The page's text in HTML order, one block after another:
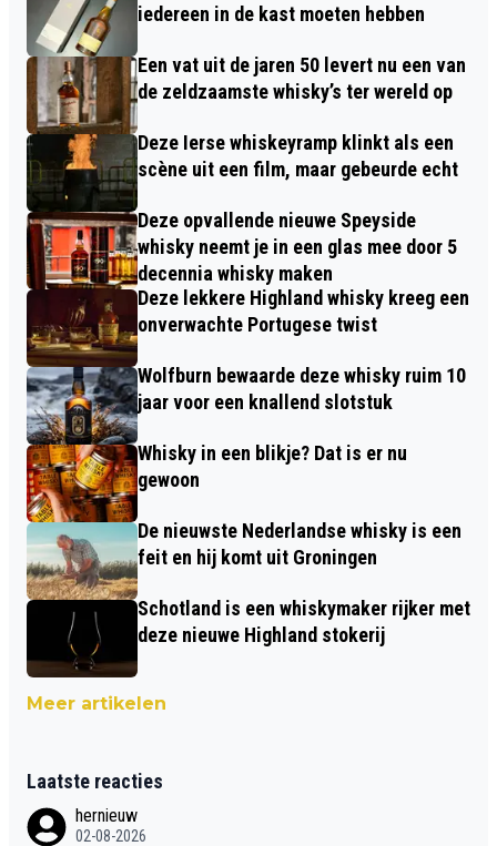
iedereen in de kast moeten hebben
Een vat uit de jaren 50 levert nu een van
de zeldzaamste whisky’s ter wereld op
Deze Ierse whiskeyramp klinkt als een
scène uit een film, maar gebeurde echt
Deze opvallende nieuwe Speyside
whisky neemt je in een glas mee door 5
decennia whisky maken
Deze lekkere Highland whisky kreeg een
onverwachte Portugese twist
Wolfburn bewaarde deze whisky ruim 10
jaar voor een knallend slotstuk
Whisky in een blikje? Dat is er nu
gewoon
De nieuwste Nederlandse whisky is een
feit en hij komt uit Groningen
Schotland is een whiskymaker rijker met
deze nieuwe Highland stokerij
Meer artikelen
Laatste reacties
hernieuw
02-08-2026